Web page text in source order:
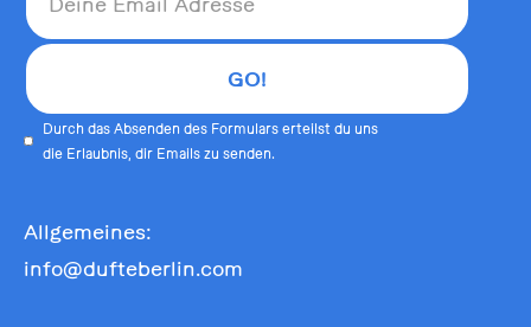
Durch das Absenden des Formulars erteilst du uns
die Erlaubnis, dir Emails zu senden.
Allgemeines:
info@dufteberlin.com